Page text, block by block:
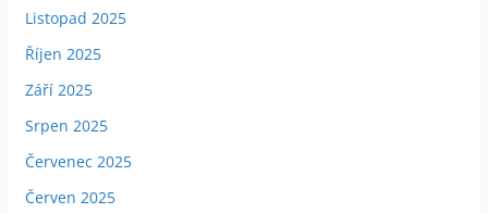
Listopad 2025
Říjen 2025
Září 2025
Srpen 2025
Červenec 2025
Červen 2025